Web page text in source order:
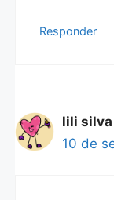
Responder
lili silva
10 de